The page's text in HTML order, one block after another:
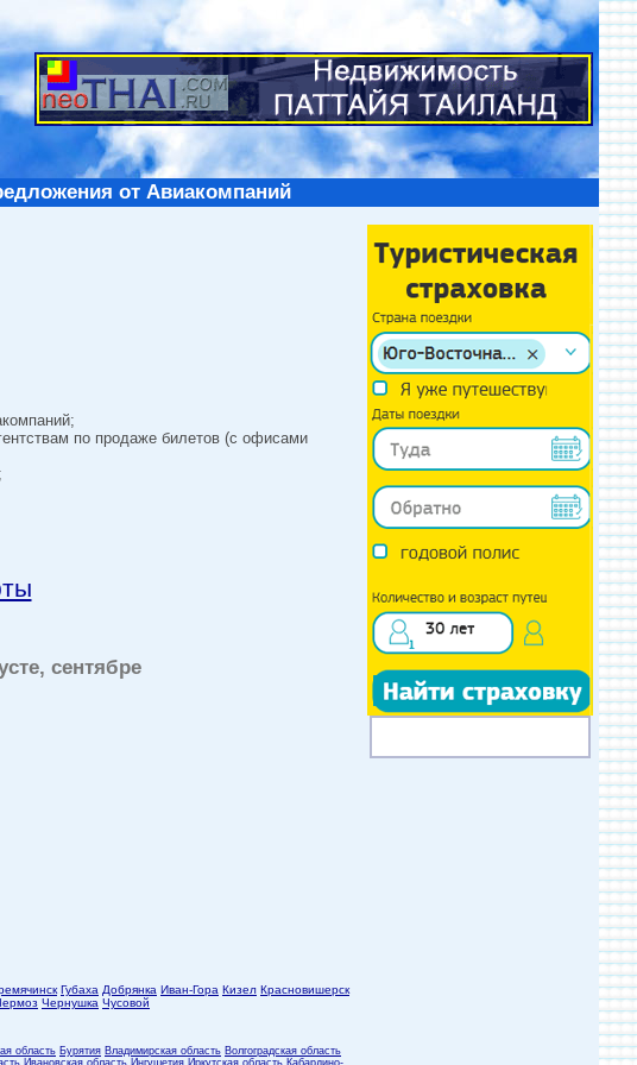
от Авиакомпаний
по продаже билетов (с офисами
сентябре
Губаха Добрянка Иван-Гора Кизел Красновишерск
Чернушка Чусовой
область Бурятия Владимирская область Волгоградская область
Ивановская область Ингушетия Иркутская область Кабардино-